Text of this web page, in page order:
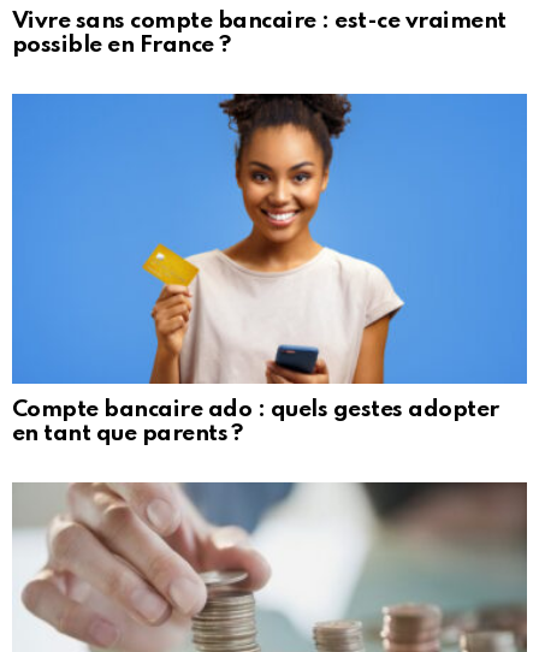
Vivre sans compte bancaire : est-ce vraiment
possible en France ?
Compte bancaire ado : quels gestes adopter
en tant que parents ?